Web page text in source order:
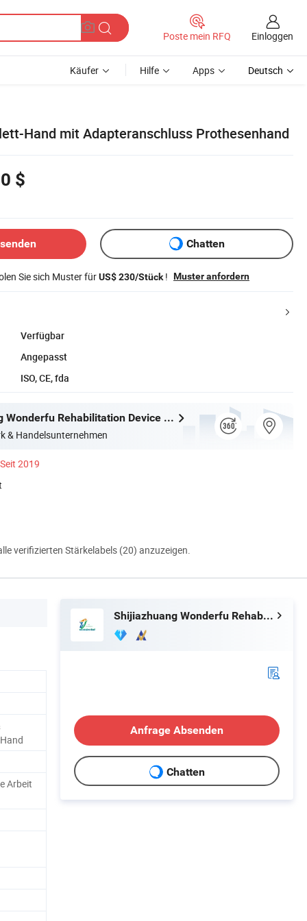
Poste mein RFQ Einloggen
Käufer Hilfe Apps Deutsch
Hand mit Adapteranschluss Prothesenhand
$
Chatten
Sie sich Muster fürUS$ 230/Stück! Muster anfordern
Verfügbar
Angepasst
ISO, CE, fda
Shijiazhuang Wonderfu Rehabilitation Device Technology Co., Ltd.
& Handelsunternehmen
Seit 2019
verifizierten Stärkelabels (20) anzuzeigen.
Arbeit
Shijiazhuang Wonderfu Rehabilitation Device Technology Co., Ltd.
Anfrage Absenden
Chatten